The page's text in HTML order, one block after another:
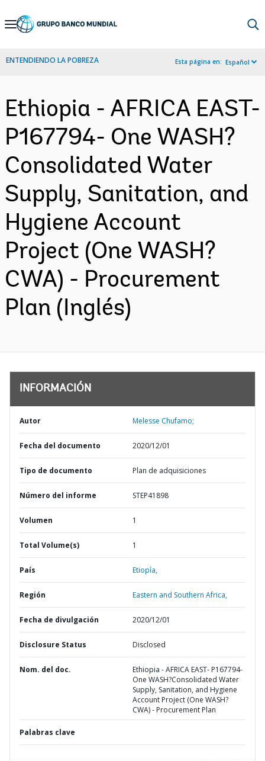
Skip
Navigation
ENTENDIENDO LA POBREZA Esta página en: Español
Ethiopia - AFRICA EAST-
P167794- One WASH?
Consolidated Water
Supply, Sanitation, and
Hygiene Account
Project (One WASH?
CWA) - Procurement
Plan (Inglés)
INFORMACIÓN
Autor Melesse Chufamo;
Fecha del documento 2020/12/01
Tipo de documento Plan de adquisiciones
Número del informe STEP41898
Volumen 1
Total Volume(s) 1
País Etiopía,
Región Eastern and Southern Africa,
Fecha de divulgación 2020/12/01
Disclosure Status Disclosed
Nom. del doc.
Ethiopia - AFRICA EAST- P167794-
One WASH?Consolidated Water
Supply, Sanitation, and Hygiene
Account Project (One WASH?
CWA) - Procurement Plan
Palabras clave